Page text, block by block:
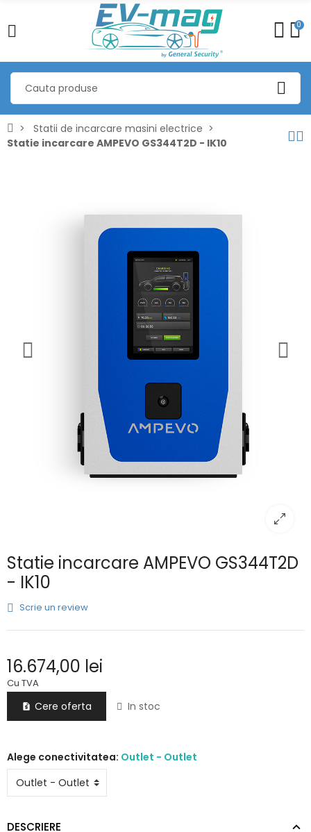
0
Statii de incarcare masini electrice
Statie incarcare AMPEVO GS344T2D - IK10
Statie incarcare AMPEVO GS344T2D
- IK10
Scrie un review
16.674,00 lei
Cu TVA
 Cere oferta In stoc
Alege conectivitatea: Outlet - Outlet
DESCRIERE